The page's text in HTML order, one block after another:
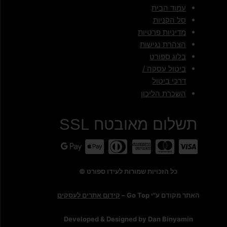
עמוד הבית
סל הקניות
מדיניות פרטיות
הצהרת נגישות
בלוג ספורט
ביטול עסקה /
דרכי ביטול
השכרת הליכון
תשלום מאובטח SSL
כל הזכויות שמורות לעידו ספורט ©
האתר מקודם ע"י Go Top – קידום אתרים לעסקים
Developed & Designed by Dan Binyamin